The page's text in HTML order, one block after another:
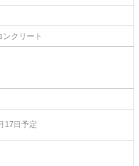
クリート
17日予定